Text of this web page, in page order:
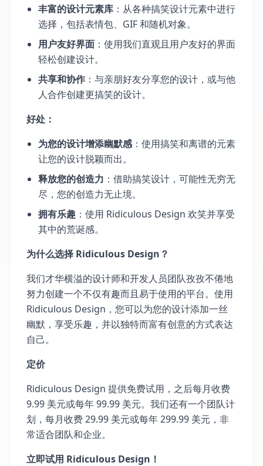
丰富的设计元素库 ：从各种搞笑设计元素中进行
选择，包括表情包、GIF 和随机对象。
用户友好界面 ：使用我们直观且用户友好的界面
轻松创建设计。
共享和协作 ：与亲朋好友分享您的设计，或与他
人合作创建更搞笑的设计。
好处：
为您的设计增添幽默感：使用搞笑和离谱的元素
让您的设计脱颖而出。
释放您的创造力 ：借助搞笑设计，可能性无穷无
尽，您的创造力无止境。
拥有乐趣 ：使用 Ridiculous Design 欢笑并享受
其中的荒诞感。
为什么选择 Ridiculous Design？
我们才华横溢的设计师和开发人员团队孜孜不倦地
努力创建一个不仅有趣而且易于使用的平台。使用
Ridiculous Design，您可以为您的设计添加一丝
幽默，享受乐趣，并以独特而富有创意的方式表达
自己。
定价
Ridiculous Design 提供免费试用，之后每月收费
9.99 美元或每年 99.99 美元。我们还有一个团队计
划，每月收费 29.99 美元或每年 299.99 美元，非
常适合团队和企业。
立即试用 Ridiculous Design！